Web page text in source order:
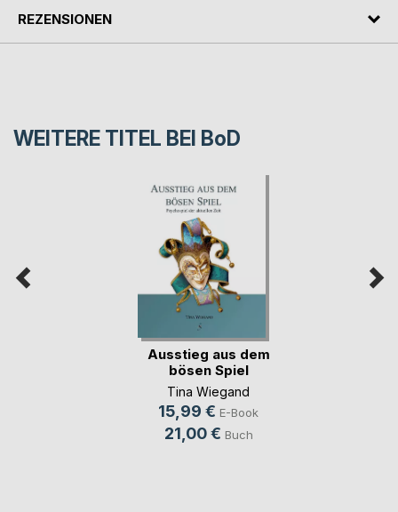
REZENSIONEN
WEITERE TITEL BEI BoD
Ausstieg aus dem
bösen Spiel
Tina Wiegand
15,99 € E-Book
21,00 € Buch